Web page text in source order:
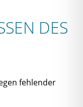
DES
fehlender